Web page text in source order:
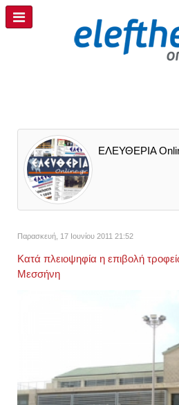
ΕΛΕΥΘΕΡΙΑ
Παρασκευή, 17 Ιουνίου 2011 21:52
Κατά πλειοψηφία η επιβολή
Μεσσήνη